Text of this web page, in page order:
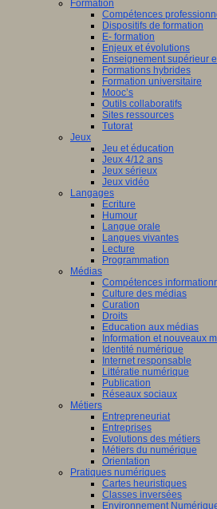
Formation
Compétences
Dispositifs de formation
E- formation
Enjeux et évolutions
Enseignement supérieur
Formations hybrides
Formation universitaire
Mooc’s
Outils collaboratifs
Sites ressources
Tutorat
Jeux
Jeu et éducation
Jeux 4/12 ans
Jeux sérieux
Jeux vidéo
Langages
Ecriture
Humour
Langue orale
Langues vivantes
Lecture
Programmation
Médias
Compétences
Culture des médias
Curation
Droits
Education aux médias
Information et nouveaux
Identité numérique
Internet responsable
Littératie numérique
Publication
Réseaux sociaux
Métiers
Entrepreneuriat
Entreprises
Evolutions des métiers
Métiers du numérique
Orientation
Pratiques numériques
Cartes heuristiques
Classes inversées
Environnement